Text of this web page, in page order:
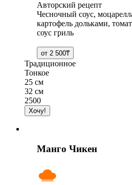
Авторский рецепт
Чесночный соус,
картофель дольками,
соус гриль
Традиционное
Тонкое
25 см
32 см
2500
Манго Чикен